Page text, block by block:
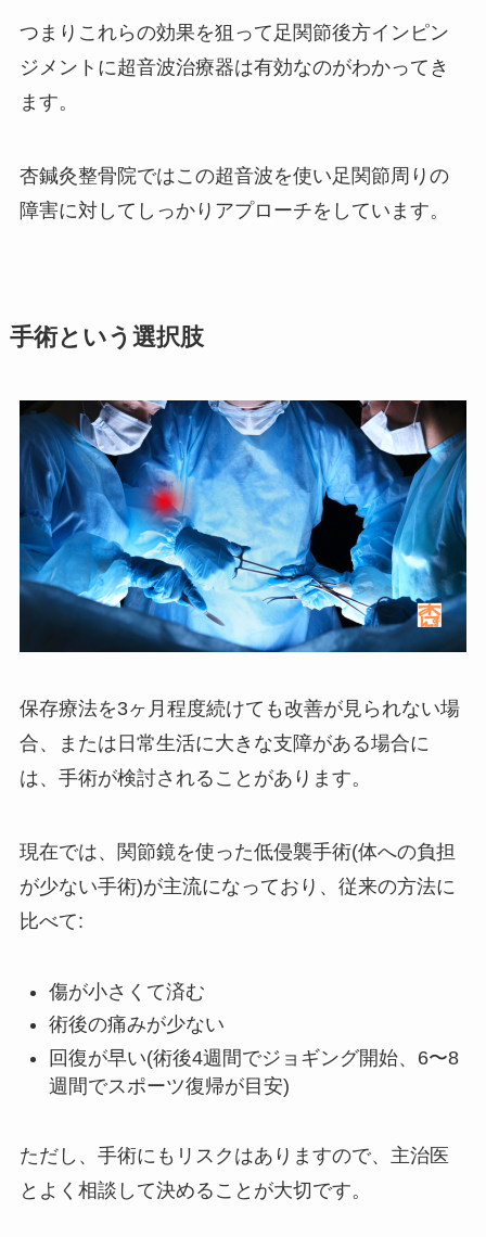
つまりこれらの効果を狙って足関節後方インピン
ジメントに超音波治療器は有効なのがわかってき
ます。
杏鍼灸整骨院ではこの超音波を使い足関節周りの
障害に対してしっかりアプローチをしています。
手術という選択肢
保存療法を3ヶ月程度続けても改善が見られない場
合、または日常生活に大きな支障がある場合に
は、手術が検討されることがあります。
現在では、関節鏡を使った低侵襲手術(体への負担
が少ない手術)が主流になっており、従来の方法に
比べて:
傷が小さくて済む
術後の痛みが少ない
回復が早い(術後4週間でジョギング開始、6〜8
週間でスポーツ復帰が目安)
ただし、手術にもリスクはありますので、主治医
とよく相談して決めることが大切です。